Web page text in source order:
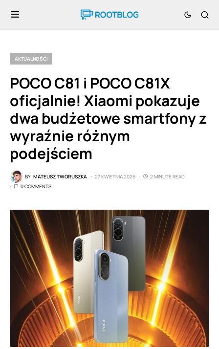
AKTUALNOŚCI
POCO C81 i POCO C81X
oficjalnie! Xiaomi pokazuje
dwa budżetowe smartfony z
wyraźnie różnym
podejściem
BY MATEUSZ TWORUSZKA 27 KWIETNIA 2026
2 MINUTE READ
0 COMMENTS